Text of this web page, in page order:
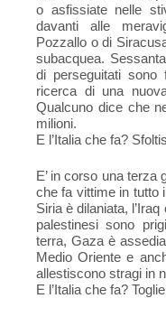
o asfissiate nelle
davanti alle
Pozzallo o di
subacquea.
di perseguitati sono
ricerca di una
Qualcuno dice che
milioni.
E l’Italia che fa?
E’ in corso una terza
che fa vittime in tutto
Siria è dilaniata,
palestinesi sono
terra, Gaza è
Medio Oriente e
allestiscono stragi in
E l’Italia che fa?